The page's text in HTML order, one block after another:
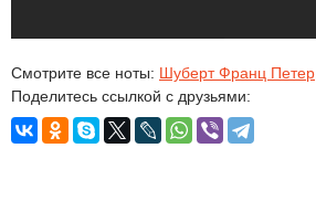
Смотрите все ноты: Шуберт Франц Петер
Поделитесь ссылкой с друзьями: